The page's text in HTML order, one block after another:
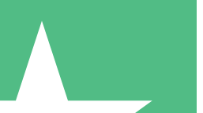
Kreditpaket
med nedladdningskrediter. Inget